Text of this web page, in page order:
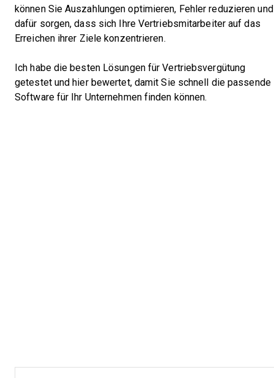
können Sie Auszahlungen optimieren, Fehler reduzieren und
dafür sorgen, dass sich Ihre Vertriebsmitarbeiter auf das
Erreichen ihrer Ziele konzentrieren.
Ich habe die besten Lösungen für Vertriebsvergütung
getestet und hier bewertet, damit Sie schnell die passende
Software für Ihr Unternehmen finden können.